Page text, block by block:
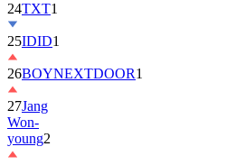
25IDID1
26BOYNEXTDOOR
27Jang
Won-
young2
28Girls'
Generation